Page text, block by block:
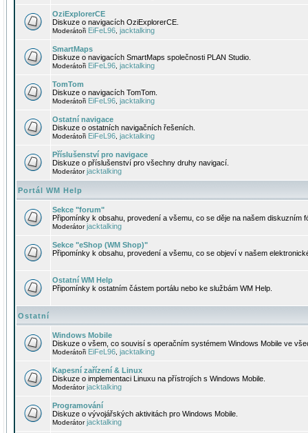
OziExplorerCE
Diskuze o navigacích OziExplorerCE.
Moderátoři EiFeL96 jacktalking
SmartMaps
Diskuze o navigacích SmartMaps společnosti PLAN Studio.
Moderátoři EiFeL96 jacktalking
TomTom
Diskuze o navigacích TomTom.
Moderátoři EiFeL96 jacktalking
Ostatní navigace
Diskuze o ostatních navigačních řešeních.
Moderátoři EiFeL96 jacktalking
Příslušenství pro navigace
Diskuze o příslušenství pro všechny druhy navigací.
Moderátorjacktalking
Portál WM Help
Sekce "forum"
Připomínky k obsahu, provedení a všemu, co se děje na našem diskuzním
Moderátorjacktalking
Sekce "eShop (WM Shop)"
Připomínky k obsahu, provedení a všemu, co se objeví v našem
Ostatní WM Help
Připomínky k ostatním částem portálu nebo ke službám WM Help.
Ostatní
Windows Mobile
Diskuze o všem, co souvisí s operačním systémem Windows Mobile ve
Moderátoři EiFeL96 jacktalking
Kapesní zařízení & Linux
Diskuze o implementaci Linuxu na přístrojích s Windows Mobile.
Moderátorjacktalking
Programování
Diskuze o vývojářských aktivitách pro Windows Mobile.
Moderátorjacktalking